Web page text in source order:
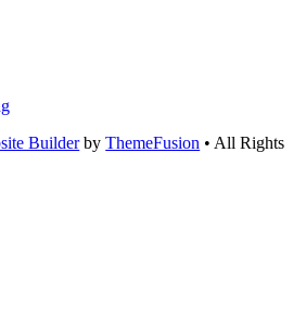
BuilderbyThemeFusion • All Rights